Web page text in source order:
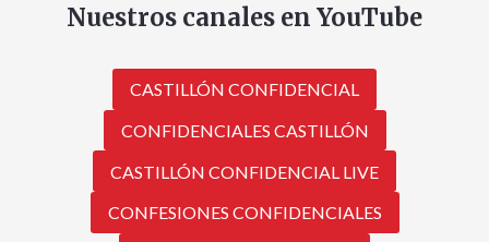
Nuestros canales en YouTube
CASTILLÓN CONFIDENCIAL
CONFIDENCIALES CASTILLÓN
CASTILLÓN CONFIDENCIAL LIVE
CONFESIONES CONFIDENCIALES